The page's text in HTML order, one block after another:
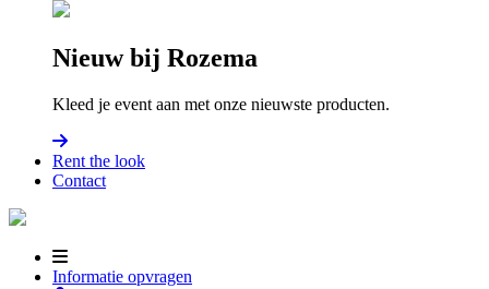
Nieuw bij Rozema
Kleed je event aan met onze nieuwste producten.
Rent the look
Contact
Informatie opvragen